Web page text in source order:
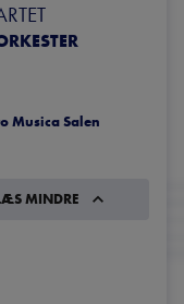
Musica Salen
MINDRE